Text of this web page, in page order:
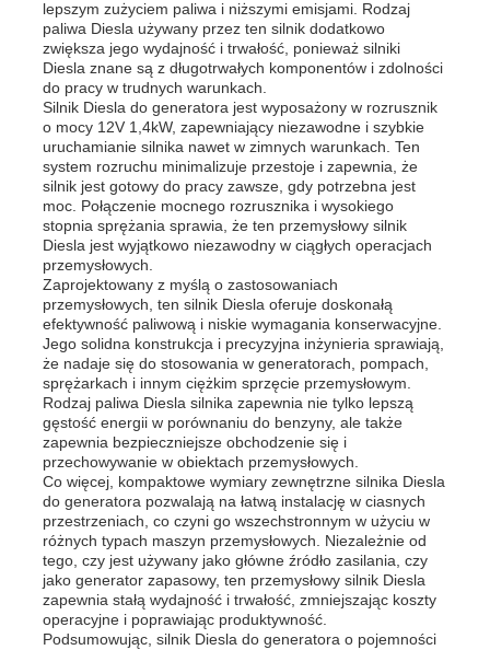
Produkty
Filmy
O nas
Wycieczka po fabryce
Kontrola jakości
Skontaktuj się z nami
Aktualności
Wszystkie przypadki
Poprosić o wycenę
lepszym zużyciem paliwa i niższymi emisjami. Rodzaj
paliwa Diesla używany przez ten silnik dodatkowo
zwiększa jego wydajność i trwałość, ponieważ silniki
Diesla znane są z długotrwałych komponentów i zdolności
do pracy w trudnych warunkach.
Silnik Diesla do generatora jest wyposażony w rozrusznik
o mocy 12V 1,4kW, zapewniający niezawodne i szybkie
uruchamianie silnika nawet w zimnych warunkach. Ten
system rozruchu minimalizuje przestoje i zapewnia, że
silnik jest gotowy do pracy zawsze, gdy potrzebna jest
moc. Połączenie mocnego rozrusznika i wysokiego
stopnia sprężania sprawia, że ten przemysłowy silnik
Diesla jest wyjątkowo niezawodny w ciągłych operacjach
przemysłowych.
Zaprojektowany z myślą o zastosowaniach
przemysłowych, ten silnik Diesla oferuje doskonałą
efektywność paliwową i niskie wymagania konserwacyjne.
Jego solidna konstrukcja i precyzyjna inżynieria sprawiają,
że nadaje się do stosowania w generatorach, pompach,
sprężarkach i innym ciężkim sprzęcie przemysłowym.
Rodzaj paliwa Diesla silnika zapewnia nie tylko lepszą
gęstość energii w porównaniu do benzyny, ale także
zapewnia bezpieczniejsze obchodzenie się i
przechowywanie w obiektach przemysłowych.
Co więcej, kompaktowe wymiary zewnętrzne silnika Diesla
do generatora pozwalają na łatwą instalację w ciasnych
przestrzeniach, co czyni go wszechstronnym w użyciu w
różnych typach maszyn przemysłowych. Niezależnie od
tego, czy jest używany jako główne źródło zasilania, czy
jako generator zapasowy, ten przemysłowy silnik Diesla
zapewnia stałą wydajność i trwałość, zmniejszając koszty
operacyjne i poprawiając produktywność.
Podsumowując, silnik Diesla do generatora o pojemności